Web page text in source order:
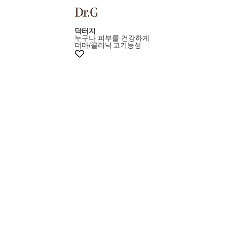
+10%쿠폰
닥터지
누구나 피부를 건강하게
더마/클리닉 고기능성